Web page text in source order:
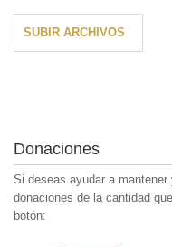
SUBIR ARCHIVOS
Donaciones
Si deseas ayudar a
donaciones de la cantidad
botón: